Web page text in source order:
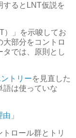
するとLNT仮説を
）」を示唆してお
部分をコントロ
タでは、原則とし
トリーを見直した
語は使っていな
由 」
ロール群とトリ